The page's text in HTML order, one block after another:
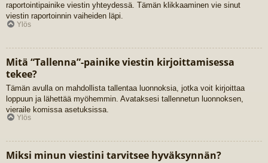
raportointipainike viestin yhteydessä. Tämän klikkaaminen vie sinut
viestin raportoinnin vaiheiden läpi.
Ylös
Mitä “Tallenna”-painike viestin kirjoittamisessa
tekee?
Tämän avulla on mahdollista tallentaa luonnoksia, jotka voit kirjoittaa
loppuun ja lähettää myöhemmin. Avataksesi tallennetun luonnoksen,
vieraile komissa asetuksissa.
Ylös
Miksi minun viestini tarvitsee hyväksynnän?